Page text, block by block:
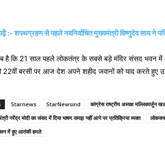
:- शपथग्रहण से पहले नवनिर्वाचित मुख्यमंत्री विष्णुदेव साय ने
है कि 21 साल पहले लोकतंत्र के सबसे बड़े मंदिर संसद भवन में
22वीं बरसी पर आज देश अपने शहीद जवानों को याद करते हुए
Starnews StarNewsind कांग्रेस राष्ट्रीय अध्यक्ष मल्लिकार्जुन
नरेंद्र मोदी का संसद में दिया भाषण समझ नहीं आने पर प्रतिक्रिया व्यक्त
में हुए आतंकी हमले